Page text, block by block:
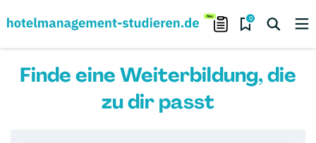
0
Finde eine Weiterbildung, die
zu dir passt